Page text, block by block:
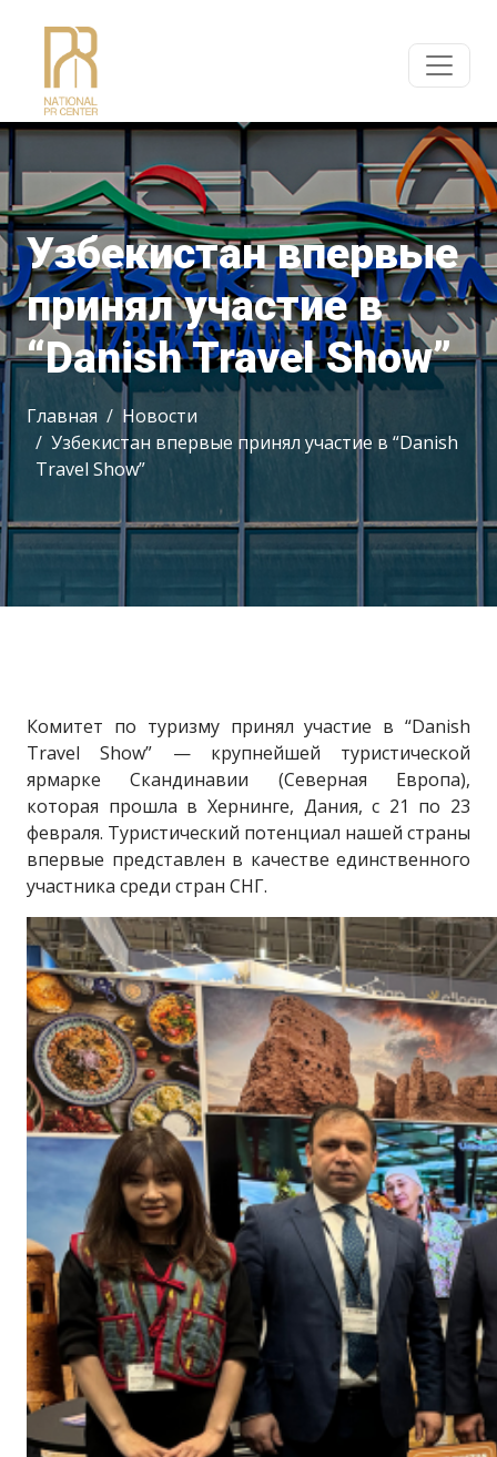
Узбекистан впервые
принял участие в
“Danish Travel Show”
Главная
Новости
Узбекистан впервые принял участие в “Danish
Travel Show”
Комитет по туризму принял участие в “Danish
Travel Show” — крупнейшей туристической
ярмарке Скандинавии (Северная Европа),
которая прошла в Хернинге, Дания, с 21 по 23
февраля. Туристический потенциал нашей страны
впервые представлен в качестве единственного
участника среди стран СНГ.